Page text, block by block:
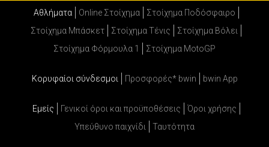
Αθλήματα Online Στοίχημα
Στοίχημα Ποδόσφαιρο
Στοίχημα Μπάσκετ
Στοίχημα Τένις
Στοίχημα Βόλει
Στοίχημα Φόρμουλα 1
Στοίχημα MotoGP
Κορυφαίοι σύνδεσμοι Προσφορές* bwin bwin App
Εμείς Γενικοί όροι και προϋποθέσεις
Όροι χρήσης
Υπεύθυνο παιχνίδι
Ταυτότητα